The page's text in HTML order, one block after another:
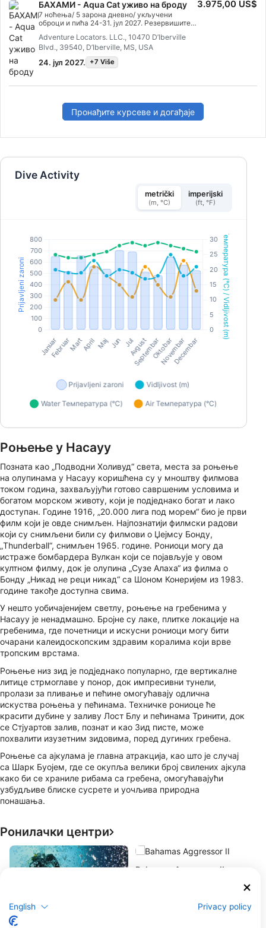
БАХАМИ - Aqua Cat уживо на броду
7 ноћења/ 5 зарона дневно/ укључени
оброци и пића 24-31. јул 2027. Резервишите
ЛУКСУЗНУ РОНИЛАЧКУ АВАНТУРУ, All Star
Aqua Cat је одговор. Плутајући хотел са
комплетном услугом сматра се најбољим
начином за истраживање Бахама јер
луксуз са авантуром. Живот на броду нуди
ненадмашну атмосферу са тихим
сидриштима, удаљеним плажама, заласком
импресивнијем, природном начину да видите
групом!
Adventure Locators. LLC., 10470 D’Iberville
Blvd., 39540, D’Iberville, MS, USA
24. јул 2027. +7 Više
3.975,00 US$
Пронађите курсеве и догађаје
Dive Activity
metrički
(m, °C)
imperijski
(ft, °F)
Роњење у Насауу
Позната као „Подводни Холивуд“ света, места за роњење
на олупинама у Насауу коришћена су у мноштву филмова
током година, захваљујући готово савршеним условима и
богатом морском животу, који је подједнако богат и лако
доступан. Године 1916, „20.000 лига под морем“ био је први
филм који је овде снимљен. Најпознатији филмски радови
који су снимљени били су филмови о Џејмсу Бонду,
„Thunderball“, снимљен 1965. године. Рониоци могу да
истраже бомбардера Вулкан који се појављује у овом
култном филму, док је олупина „Сузе Алаха“ из филма о
Бонду „Никад не реци никад“ са Шоном Конеријем из 1983.
године такође доступна свима.
У нешто уобичајенијем светлу, роњење на гребенима у
Насауу је ненадмашно. Бројне су лаке, плитке локације на
гребенима, где почетници и искусни рониоци могу бити
очарани калеидоскопским здравим коралима који врве
тропским врстама.
Роњење низ зид је подједнако популарно, где вертикалне
литице стрмоглаве у понор, док импресивни тунели,
пролази за пливање и пећине омогућавају одлична
искуства роњења у пећинама. Техничке рониоце ће
красити дубине у заливу Лост Блу и пећинама Тринити, док
се Стјуартов залив, познат и као Зид писте, може
похвалити изузетним зидовима, поред дугиних гребена.
Роњење са ајкулама је главна атракција, као што је случај
са Шарк Буојем, где се окупља велики број свилених ајкула
како би се храниле рибама са гребена, омогућавајући
узбудљиве блиске сусрете и уочљива природна
понашања.
Ронилачки центри
Bahamas Aggressor II
English Privacy policy